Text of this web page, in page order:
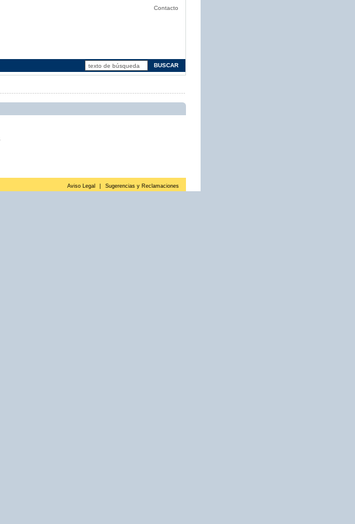
Contacto
Aviso Legal Sugerencias y Reclamaciones